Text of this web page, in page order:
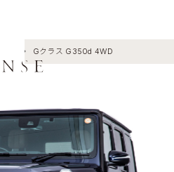
Gクラス G350d 4WD